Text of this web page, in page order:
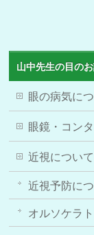
山中先生の目の
眼の病気に
眼鏡・コン
近視について
近視予防に
オルソケラ